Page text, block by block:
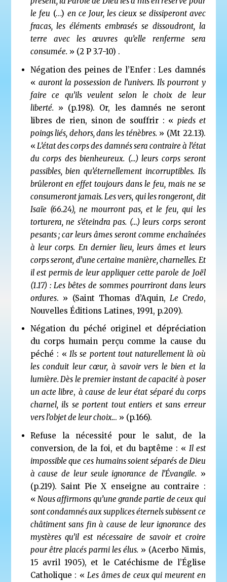
le feu (…) en ce Jour, les cieux se dissiperont avec
fracas, les éléments embrasés se dissoudront, la
terre avec les œuvres qu’elle renferme sera
consumée. » (2 P 3.7-10) .
Négation des peines de l’Enfer : Les damnés
« auront la possession de l’univers. Ils pourront y
faire ce qu’ils veulent selon le choix de leur
liberté. » (p.198). Or, les damnés ne seront
libres de rien, sinon de souffrir : « pieds et
poings liés, dehors, dans les ténèbres. » (Mt 22.13).
« L’état des corps des damnés sera contraire à l’état
du corps des bienheureux. (…) leurs corps seront
passibles, bien qu’éternellement incorruptibles. Ils
brûleront en effet toujours dans le feu, mais ne se
consumeront jamais. Les vers, qui les rongeront, dit
Isaïe (66.24), ne mourront pas, et le feu, qui les
torturera, ne s’éteindra pas. (…) leurs corps seront
pesants ; car leurs âmes seront comme enchaînées
à leur corps. En dernier lieu, leurs âmes et leurs
corps seront, d’une certaine manière, charnelles. Et
il est permis de leur appliquer cette parole de Joël
(1.17) : Les bêtes de sommes pourriront dans leurs
ordures. » (Saint Thomas d’Aquin, Le Credo,
Nouvelles Éditions Latines, 1991, p.209).
Négation du péché originel et dépréciation
du corps humain perçu comme la cause du
péché : « Ils se portent tout naturellement là où
les conduit leur cœur, à savoir vers le bien et la
lumière. Dès le premier instant de capacité à poser
un acte libre, à cause de leur état séparé du corps
charnel, ils se portent tout entiers et sans erreur
vers l’objet de leur choix... » (p.166).
Refuse la nécessité pour le salut, de la
conversion, de la foi, et du baptême : « Il est
impossible que ces humains soient séparés de Dieu
à cause de leur seule ignorance de l’Évangile. »
(p.219). Saint Pie X enseigne au contraire :
« Nous affirmons qu’une grande partie de ceux qui
sont condamnés aux supplices éternels subissent ce
châtiment sans fin à cause de leur ignorance des
mystères qu’il est nécessaire de savoir et croire
pour être placés parmi les élus. » (Acerbo Nimis,
15 avril 1905), et le Catéchisme de l’Église
Catholique : « Les âmes de ceux qui meurent en